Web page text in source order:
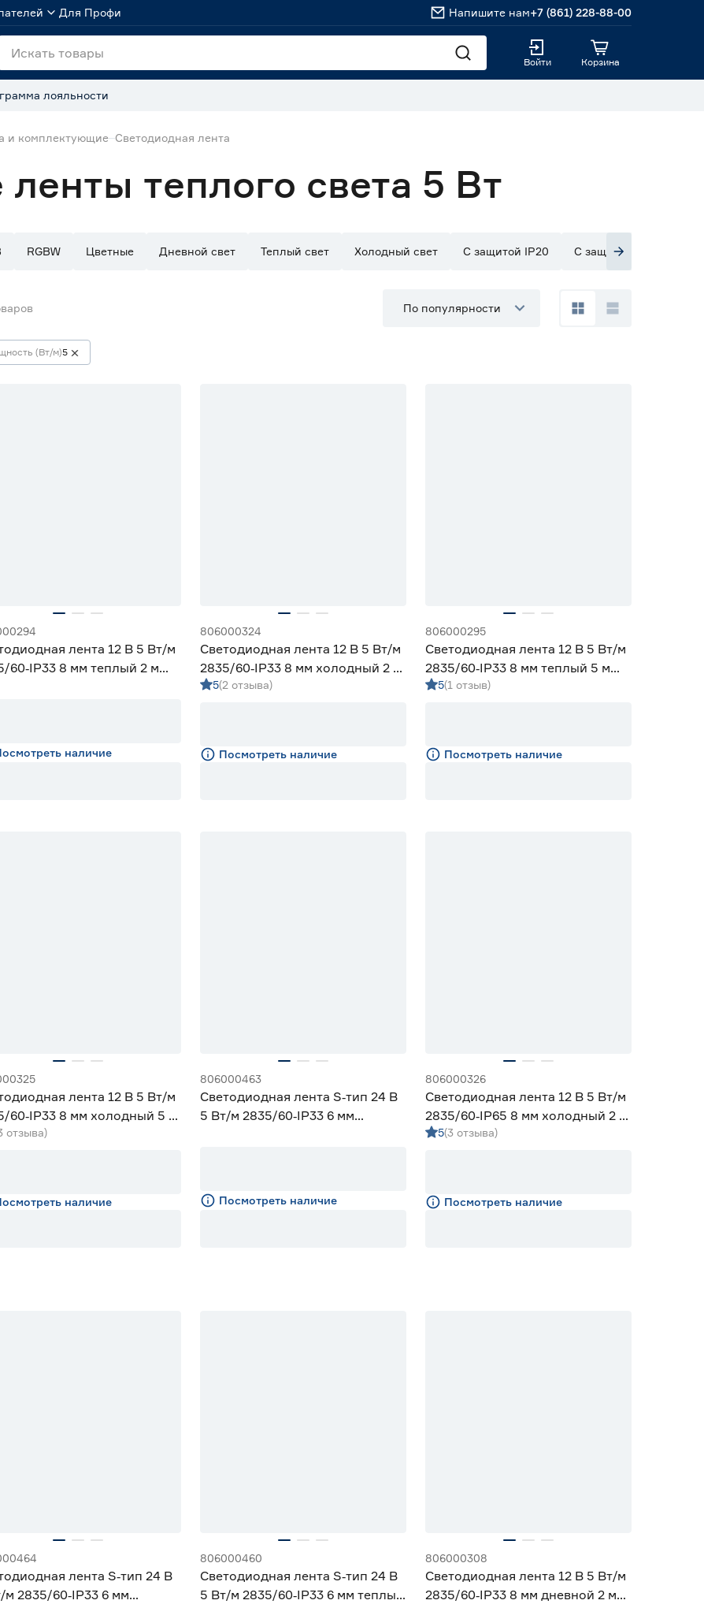
Для Профи Напишите нам+7 (861) 228-88-00
Войти Корзина
лояльности
и комплектующие Светодиодная лента
теплого света 5 Вт
RGBW Цветные Дневной свет Теплый свет Холодный свет С защитой IP20 С защитой IP33
По популярности
(Вт/м)5
лента 12 В 5 Вт/м
60‑IP33 8 мм теплый 2 м
наличие
806000324
Светодиодная лента 12 В 5 Вт/м
2835/60‑IP33 8 мм холодный 2 м
Geniled
5(2 отзыва)
Посмотреть наличие
806000295
Светодиодная лента 12 В 5 Вт/м
2835/60‑IP33 8 мм теплый 5 м
Geniled
5(1 отзыв)
Посмотреть наличие
лента 12 В 5 Вт/м
60‑IP33 8 мм холодный 5 м
отзыва)
наличие
806000463
Светодиодная лента S‑тип 24 В
5 Вт/м 2835/60‑IP33 6 мм
Посмотреть наличие
806000326
Светодиодная лента 12 В 5 Вт/м
2835/60‑IP65 8 мм холодный 2 м
Geniled
5(3 отзыва)
Посмотреть наличие
лента S‑тип 24 В
м 2835/60‑IP33 6 мм
806000460
Светодиодная лента S‑тип 24 В
5 Вт/м 2835/60‑IP33 6 мм теплый
806000308
Светодиодная лента 12 В 5 Вт/м
2835/60‑IP33 8 мм дневной 2 м